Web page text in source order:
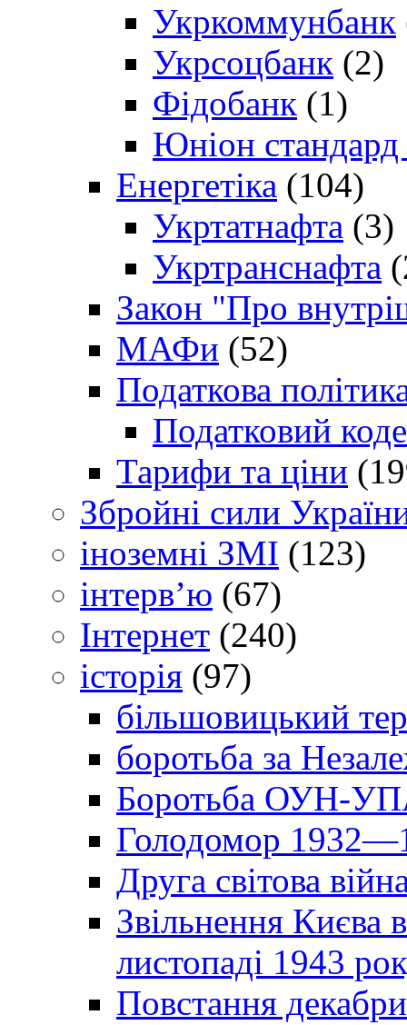
Укркоммунбанк
Укрсоцбанк (2)
Фідобанк (1)
Юніон стандард
Енергетіка (104)
Укртатнафта (3)
Укртранснафта
Закон "Про
МАФи (52)
Податкова
Податковий
Тарифи та ціни
Збройні сили
іноземні ЗМІ (123)
інтерв’ю (67)
Інтернет (240)
історія (97)
більшовицький
боротьба за
Боротьба ОУН-УПА
Голодомор
Друга світова
Звільнення Києва
листопаді 1943
Повстання